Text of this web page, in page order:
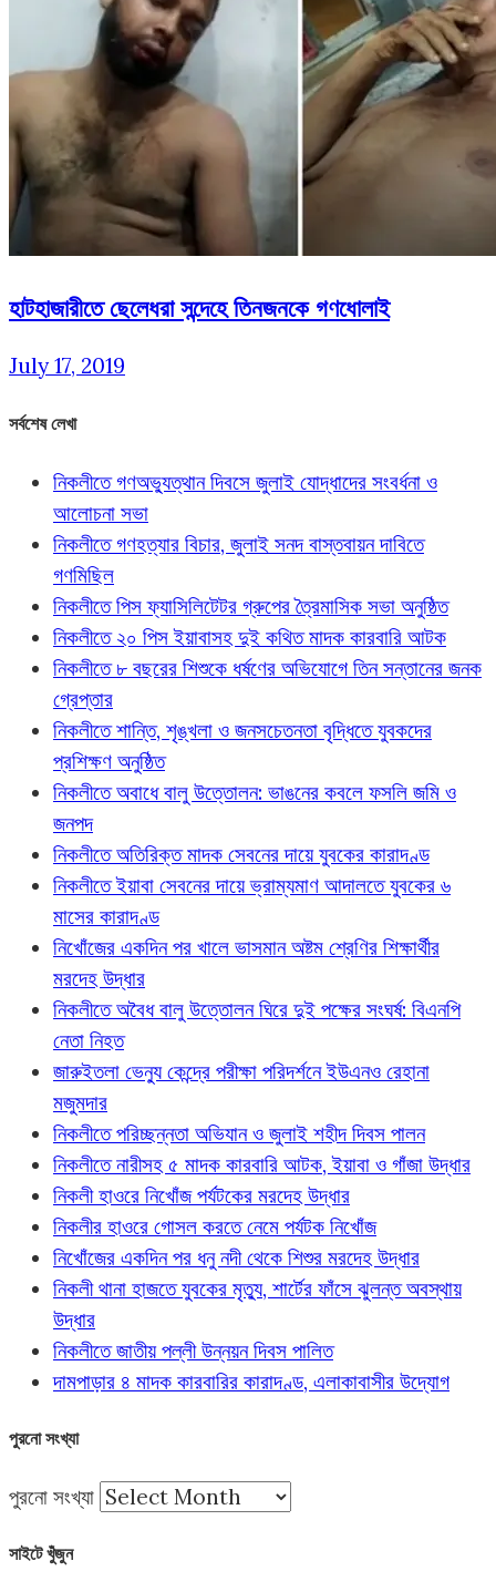
হাটহাজারীতে ছেলেধরা সন্দেহে তিনজনকে গণধোলাই
July 17, 2019
সর্বশেষ লেখা
নিকলীতে গণঅভ্যুত্থান দিবসে জুলাই যোদ্ধাদের সংবর্ধনা ও
আলোচনা সভা
নিকলীতে গণহত্যার বিচার, জুলাই সনদ বাস্তবায়ন দাবিতে
গণমিছিল
নিকলীতে পিস ফ্যাসিলিটেটর গ্রুপের ত্রৈমাসিক সভা অনুষ্ঠিত
নিকলীতে ২০ পিস ইয়াবাসহ দুই কথিত মাদক কারবারি আটক
নিকলীতে ৮ বছরের শিশুকে ধর্ষণের অভিযোগে তিন সন্তানের জনক
গ্রেপ্তার
নিকলীতে শান্তি, শৃঙ্খলা ও জনসচেতনতা বৃদ্ধিতে যুবকদের
প্রশিক্ষণ অনুষ্ঠিত
নিকলীতে অবাধে বালু উত্তোলন: ভাঙনের কবলে ফসলি জমি ও
জনপদ
নিকলীতে অতিরিক্ত মাদক সেবনের দায়ে যুবকের কারাদণ্ড
নিকলীতে ইয়াবা সেবনের দায়ে ভ্রাম্যমাণ আদালতে যুবকের ৬
মাসের কারাদণ্ড
নিখোঁজের একদিন পর খালে ভাসমান অষ্টম শ্রেণির শিক্ষার্থীর
মরদেহ উদ্ধার
নিকলীতে অবৈধ বালু উত্তোলন ঘিরে দুই পক্ষের সংঘর্ষ: বিএনপি
নেতা নিহত
জারুইতলা ভেন্যু কেন্দ্রে পরীক্ষা পরিদর্শনে ইউএনও রেহানা
মজুমদার
নিকলীতে পরিচ্ছন্নতা অভিযান ও জুলাই শহীদ দিবস পালন
নিকলীতে নারীসহ ৫ মাদক কারবারি আটক, ইয়াবা ও গাঁজা উদ্ধার
নিকলী হাওরে নিখোঁজ পর্যটকের মরদেহ উদ্ধার
নিকলীর হাওরে গোসল করতে নেমে পর্যটক নিখোঁজ
নিখোঁজের একদিন পর ধনু নদী থেকে শিশুর মরদেহ উদ্ধার
নিকলী থানা হাজতে যুবকের মৃত্যু, শার্টের ফাঁসে ঝুলন্ত অবস্থায়
উদ্ধার
নিকলীতে জাতীয় পল্লী উন্নয়ন দিবস পালিত
দামপাড়ার ৪ মাদক কারবারির কারাদণ্ড, এলাকাবাসীর উদ্যোগ
পুরনো সংখ্যা
পুরনো সংখ্যা
সাইটে খুঁজুন